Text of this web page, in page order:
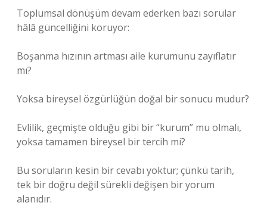
Toplumsal dönüşüm devam ederken bazı sorular
hâlâ güncelliğini koruyor:
Boşanma hızının artması aile kurumunu zayıflatır
mı?
Yoksa bireysel özgürlüğün doğal bir sonucu mudur?
Evlilik, geçmişte olduğu gibi bir “kurum” mu olmalı,
yoksa tamamen bireysel bir tercih mi?
Bu soruların kesin bir cevabı yoktur; çünkü tarih,
tek bir doğru değil sürekli değişen bir yorum
alanıdır.